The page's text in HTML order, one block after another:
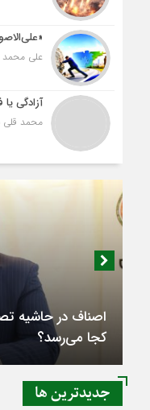
علی محمد
آزادگی
محمد قلی
اصناف در حاشیه
کجا می‌رسد؟
جديدترين ها